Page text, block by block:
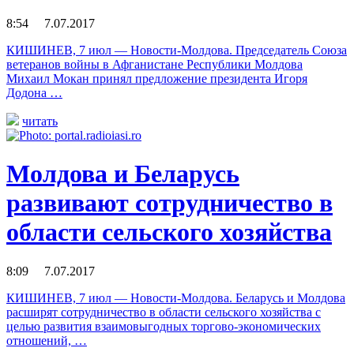
8:54 7.07.2017
КИШИНЕВ, 7 июл — Новости-Молдова. Председатель Союза
ветеранов войны в Афганистане Республики Молдова
Михаил Мокан принял предложение президента Игоря
Додона …
читать
Молдова и Беларусь
развивают сотрудничество в
области сельского хозяйства
8:09 7.07.2017
КИШИНЕВ, 7 июл — Новости-Молдова. Беларусь и Молдова
расширят сотрудничество в области сельского хозяйства с
целью развития взаимовыгодных торгово-экономических
отношений, …